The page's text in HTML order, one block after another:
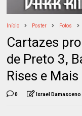
Início Poster Fotos
Cartazes
de Preto 3,
Rises e Mais
0 Israel Damasceno